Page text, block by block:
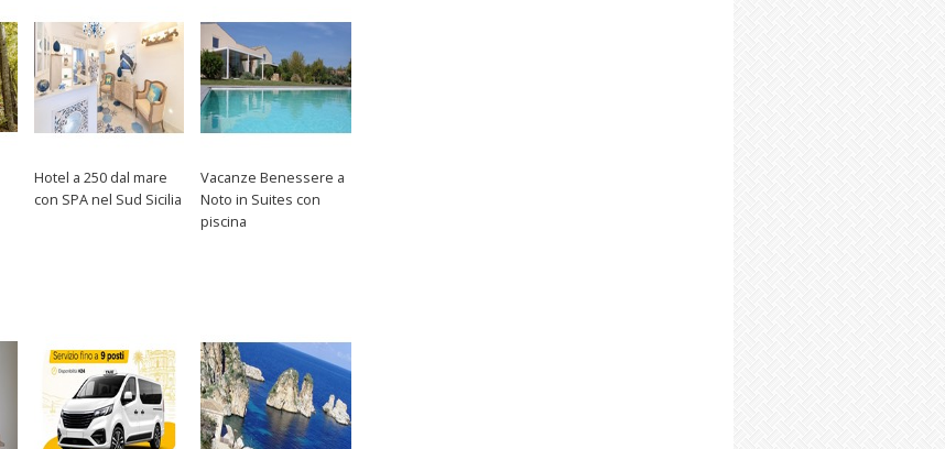
Hotel a 250 dal mare
con SPA nel Sud Sicilia
Vacanze Benessere a
Noto in Suites con
piscina